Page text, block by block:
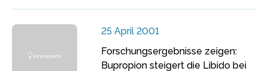
25 April 2001
Forschungsergebnisse zeigen:
Bupropion steigert die Libido bei